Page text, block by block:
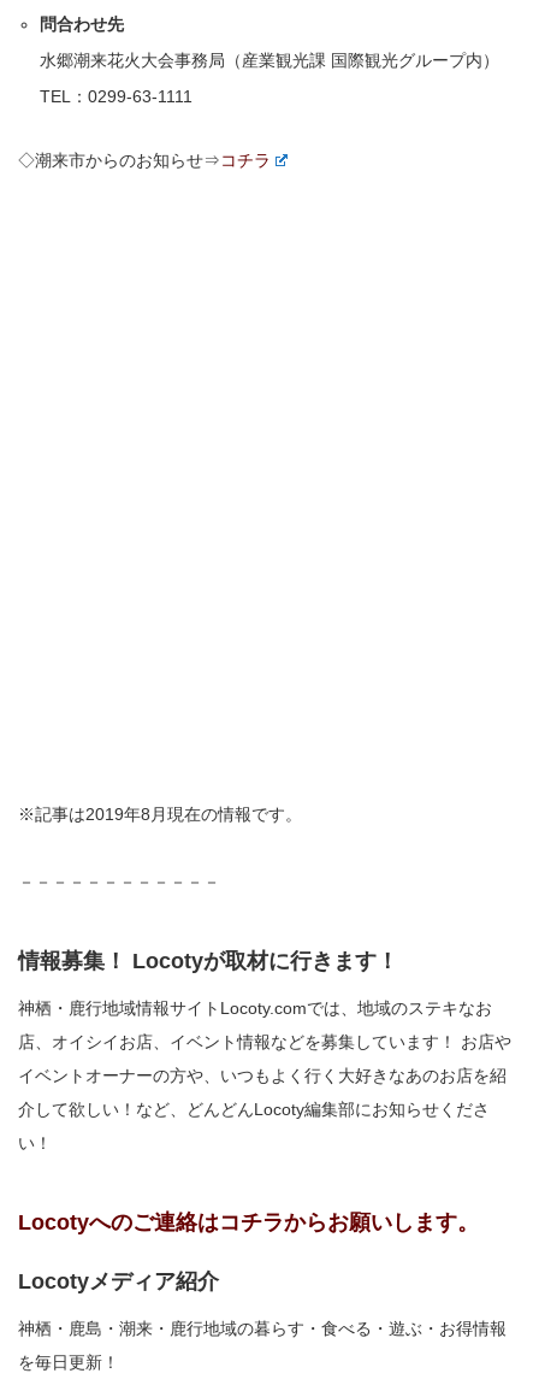
問合わせ先
水郷潮来花火大会事務局（産業観光課 国際観光グループ内）
TEL：0299-63-1111
◇潮来市からのお知らせ⇒コチラ
※記事は2019年8月現在の情報です。
－－－－－－－－－－－－
情報募集！ Locotyが取材に行きます！
神栖・鹿行地域情報サイトLocoty.comでは、地域のステキなお
店、オイシイお店、イベント情報などを募集しています！ お店や
イベントオーナーの方や、いつもよく行く大好きなあのお店を紹
介して欲しい！など、どんどんLocoty編集部にお知らせくださ
い！
Locotyへのご連絡はコチラからお願いします。
Locotyメディア紹介
神栖・鹿島・潮来・鹿行地域の暮らす・食べる・遊ぶ・お得情報
を毎日更新！